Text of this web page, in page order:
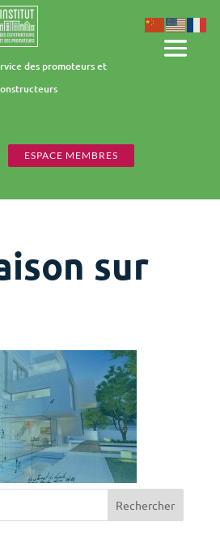
des promoteurs et
ESPACE MEMBRES
sur